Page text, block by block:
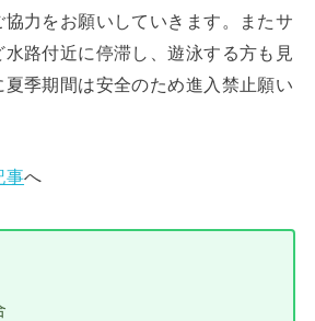
協力をお願いしていきます。またサ
水路付近に停滞し、遊泳する方も見
夏季期間は安全のため進入禁止願い
事へ